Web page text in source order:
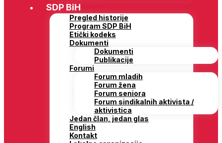
SDP BiH
Pregled historije
Program SDP BiH
Etički kodeks
Dokumenti
Dokumenti
Publikacije
Forumi
Forum mladih
Forum žena
Forum seniora
Forum sindikalnih aktivista /
aktivistica
Jedan član, jedan glas
English
Kontakt